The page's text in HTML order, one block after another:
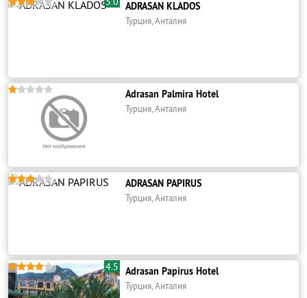
ADRASAN KLADOS
Турция, Анталия
 Adrasan Palmira Hotel
Турция, Анталия
 ADRASAN PAPIRUS
Турция, Анталия
 4.5 Adrasan Papirus Hotel
Турция, Анталия